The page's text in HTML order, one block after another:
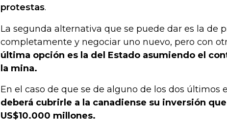
protestas.
La segunda alternativa que se puede dar es la de
completamente y negociar uno nuevo, pero con
última opción es la del Estado asumiendo el
la mina.
En el caso de que se de alguno de los dos últimos
deberá cubrirle a la canadiense su inversión
US$10.000 millones.